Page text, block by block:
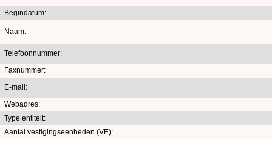
Begindatum:
Naam:
Telefoonnummer:
Faxnummer:
E-mail:
Webadres:
Type entiteit:
Aantal vestigingseenheden (VE):